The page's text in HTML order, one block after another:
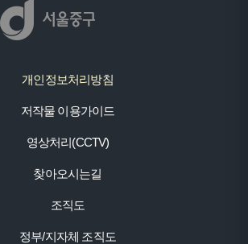
개인정보처리방침
저작물 이용가이드
영상처리(CCTV)
찾아오시는길
조직도
정부/지자체 조직도